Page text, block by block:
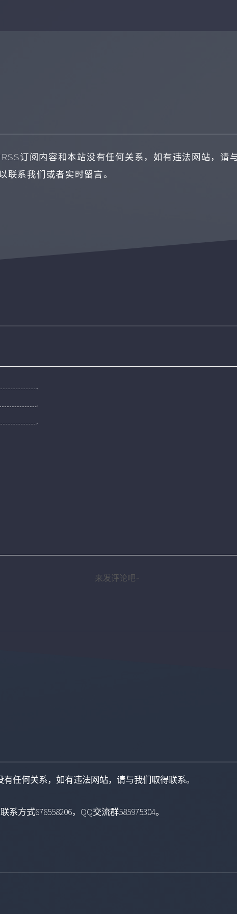
订阅内容和本站没有任何关系，如有违法网站，请
联系我们或者实时留言。
来发评论吧~
任何关系，如有违法网站，请与我们取得联系。
系方式676558206，QQ交流群585975304。